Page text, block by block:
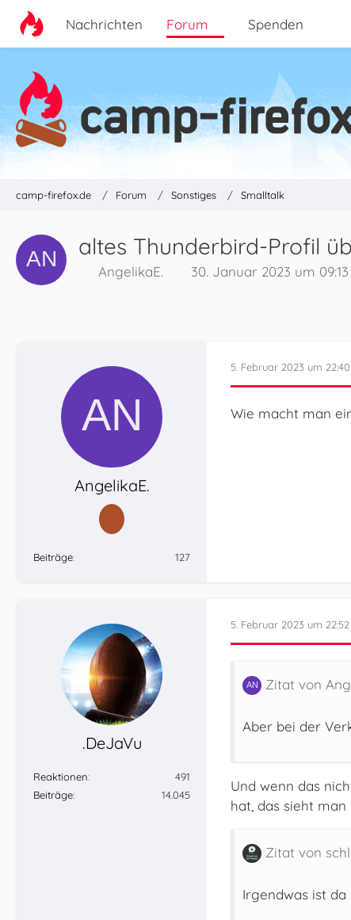
Nachrichten Forum Spenden
camp-firefox.de Forum Sonstiges Smalltalk
altes Thunderbird-Profil
AngelikaE. 30. Januar 2023 um 09:13
AngelikaE.
Beiträge 127
5. Februar 2023 um 22:40
Wie macht man
.DeJaVu
Reaktionen
491
Beiträge
14.045
5. Februar 2023 um 22:52
Zitat von
Aber bei der
Und wenn das
hat, das sieht
Zitat von
Irgendwas ist da